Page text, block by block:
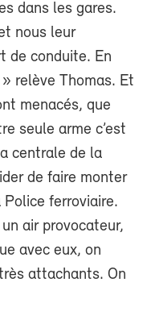
dans les gares.
nous leur
de conduite. En
relève Thomas. Et
menacés, que
seule arme c’est
centrale de la
de faire monter
ferroviaire.
air provocateur,
avec eux, on
attachants. On